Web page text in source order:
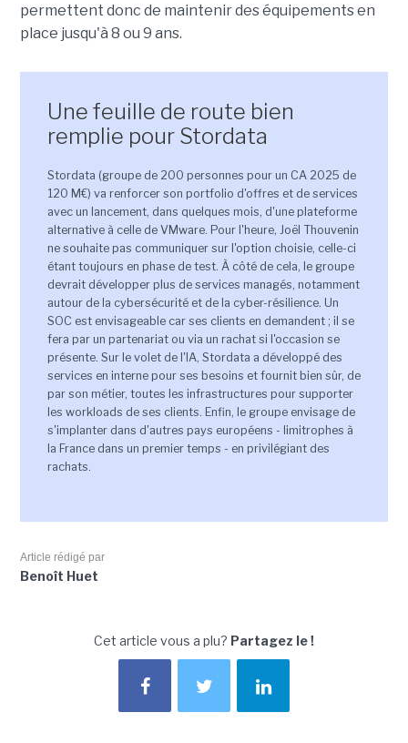
permettent donc de maintenir des équipements en
place jusqu'à 8 ou 9 ans.
Une feuille de route bien
remplie pour Stordata
Stordata (groupe de 200 personnes pour un CA 2025 de
120 M€) va renforcer son portfolio d'offres et de services
avec un lancement, dans quelques mois, d'une plateforme
alternative à celle de VMware. Pour l'heure, Joël Thouvenin
ne souhaite pas communiquer sur l'option choisie, celle-ci
étant toujours en phase de test. À côté de cela, le groupe
devrait développer plus de services managés, notamment
autour de la cybersécurité et de la cyber-résilience. Un
SOC est envisageable car ses clients en demandent ; il se
fera par un partenariat ou via un rachat si l'occasion se
présente. Sur le volet de l'IA, Stordata a développé des
services en interne pour ses besoins et fournit bien sûr, de
par son métier, toutes les infrastructures pour supporter
les workloads de ses clients. Enfin, le groupe envisage de
s'implanter dans d'autres pays européens - limitrophes à
la France dans un premier temps - en privilégiant des
rachats.
Article rédigé par
Benoît Huet
Cet article vous a plu? Partagez le !